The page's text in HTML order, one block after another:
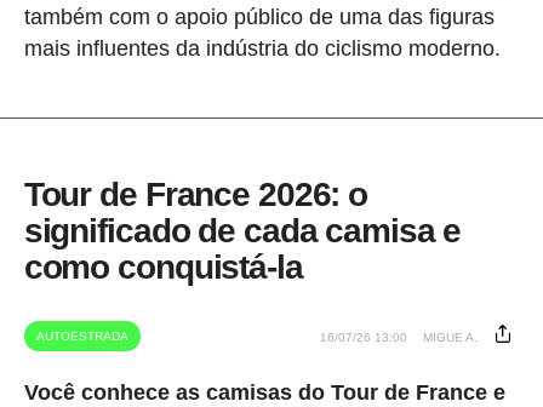
também com o apoio público de uma das figuras
mais influentes da indústria do ciclismo moderno.
Tour de France 2026: o
significado de cada camisa e
como conquistá-la
AUTOESTRADA 16/07/26 13:00 MIGUE A.
Você conhece as camisas do Tour de France e